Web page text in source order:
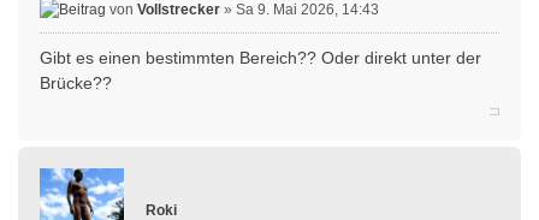
von Vollstrecker » Sa 9. Mai 2026, 14:43
Gibt es einen bestimmten Bereich?? Oder direkt unter der
Brücke??
Roki